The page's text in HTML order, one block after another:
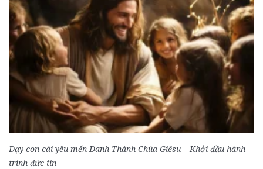
Dạy con cái yêu mến Danh Thánh Chúa Giêsu – Khởi đầu hành
trình đức tin